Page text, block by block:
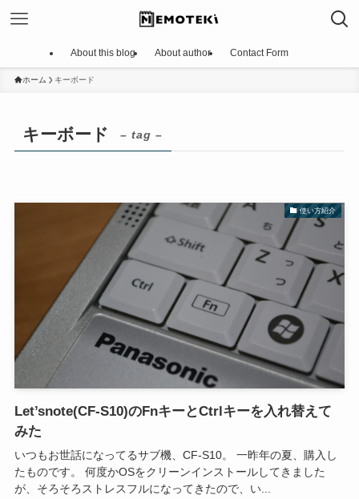
About this blog About author Contact Form
ホーム キーボード
キーボード – tag –
使い方紹介
Let’snote(CF-S10)のFnキーとCtrlキーを入れ替えて
みた
いつもお世話になってるサブ機、CF-S10。 一昨年の夏、購入し
たものです。 何度かOSをクリーンインストールしてきました
が、そろそろストレスフルになってきたので、い...